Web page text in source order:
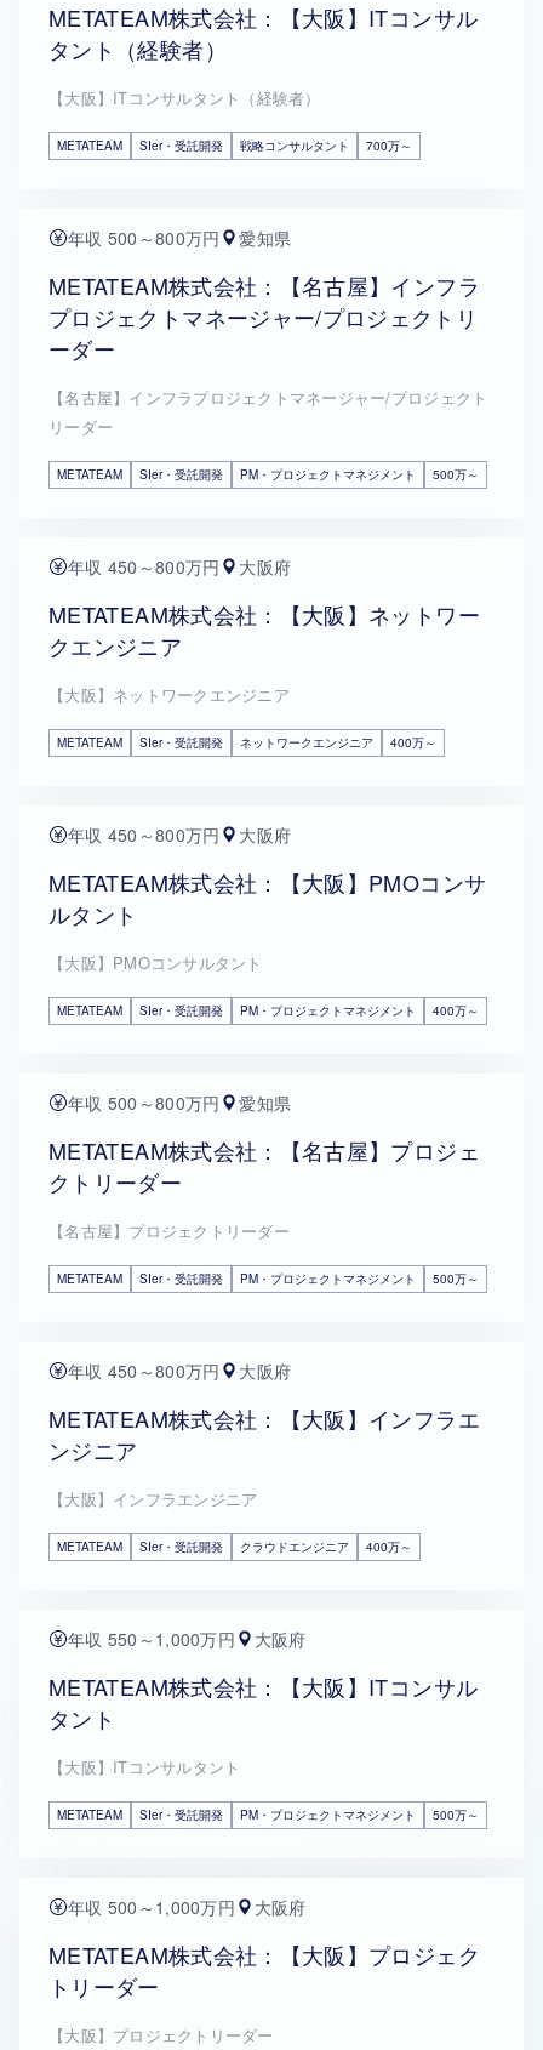
METATEAM株式会社：【大阪】ITコンサル
タント（経験者）
【大阪】ITコンサルタント（経験者）
METATEAM SIer・受託開発 戦略コンサルタント 700万～
年収 500～800万円 愛知県
METATEAM株式会社：【名古屋】インフラ
プロジェクトマネージャー/プロジェクトリ
ーダー
【名古屋】インフラプロジェクトマネージャー/プロジェクト
リーダー
METATEAM SIer・受託開発 PM・プロジェクトマネジメント 500万～
年収 450～800万円 大阪府
METATEAM株式会社：【大阪】ネットワー
クエンジニア
【大阪】ネットワークエンジニア
METATEAM SIer・受託開発 ネットワークエンジニア 400万～
年収 450～800万円 大阪府
METATEAM株式会社：【大阪】PMOコンサ
ルタント
【大阪】PMOコンサルタント
METATEAM SIer・受託開発 PM・プロジェクトマネジメント 400万～
年収 500～800万円 愛知県
METATEAM株式会社：【名古屋】プロジェ
クトリーダー
【名古屋】プロジェクトリーダー
METATEAM SIer・受託開発 PM・プロジェクトマネジメント 500万～
年収 450～800万円 大阪府
METATEAM株式会社：【大阪】インフラエ
ンジニア
【大阪】インフラエンジニア
METATEAM SIer・受託開発 クラウドエンジニア 400万～
年収 550～1,000万円 大阪府
METATEAM株式会社：【大阪】ITコンサル
タント
【大阪】ITコンサルタント
METATEAM SIer・受託開発 PM・プロジェクトマネジメント 500万～
年収 500～1,000万円 大阪府
METATEAM株式会社：【大阪】プロジェク
トリーダー
【大阪】プロジェクトリーダー